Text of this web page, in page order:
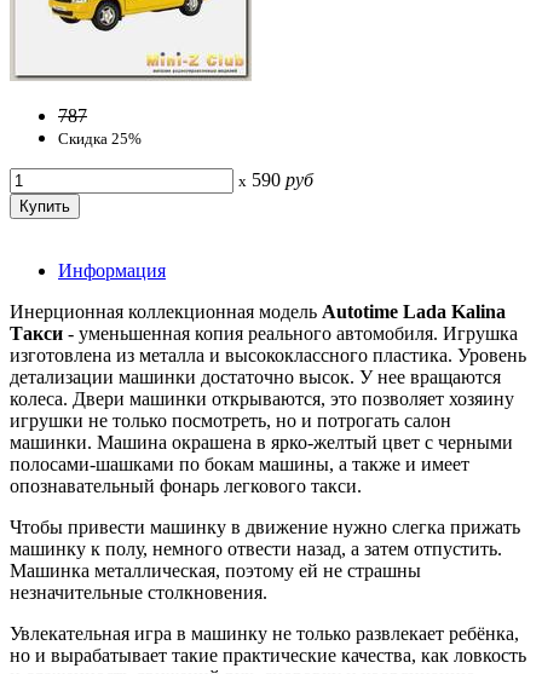
787
Скидка 25%
x 590 руб
Информация
Инерционная коллекционная модель Autotime Lada Kalina
Такси - уменьшенная копия реального автомобиля. Игрушка
изготовлена из металла и высококлассного пластика. Уровень
детализации машинки достаточно высок. У нее вращаются
колеса. Двери машинки открываются, это позволяет хозяину
игрушки не только посмотреть, но и потрогать салон
машинки. Машина окрашена в ярко-желтый цвет с черными
полосами-шашками по бокам машины, а также и имеет
опознавательный фонарь легкового такси.
Чтобы привести машинку в движение нужно слегка прижать
машинку к полу, немного отвести назад, а затем отпустить.
Машинка металлическая, поэтому ей не страшны
незначительные столкновения.
Увлекательная игра в машинку не только развлекает ребёнка,
но и вырабатывает такие практические качества, как ловкость